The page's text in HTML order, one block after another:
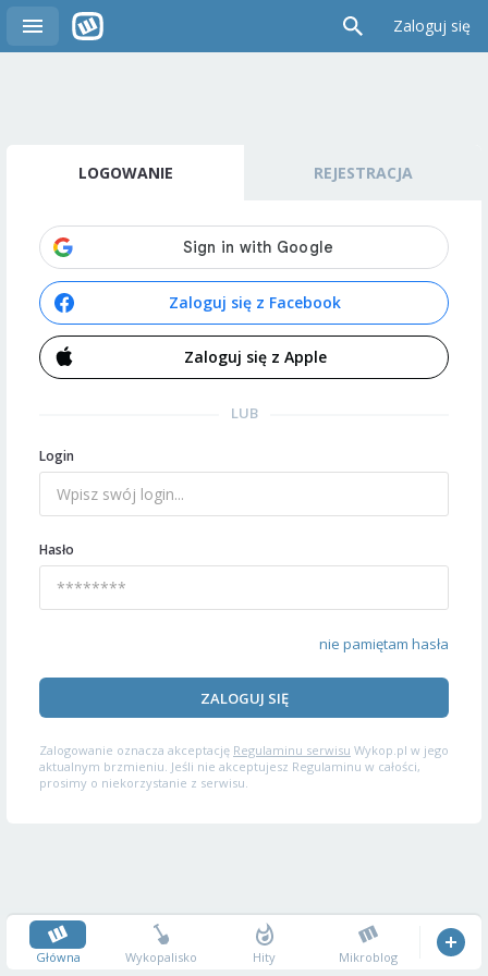
Zaloguj się
LOGOWANIE REJESTRACJA
Zaloguj się z Facebook
Zaloguj się z Apple
LUB
Login
Hasło
nie pamiętam hasła
ZALOGUJ SIĘ
Zalogowanie oznacza akceptację Regulaminu serwisu Wykop.pl w jego
aktualnym brzmieniu. Jeśli nie akceptujesz Regulaminu w całości,
prosimy o niekorzystanie z serwisu.
Główna Wykopalisko Hity Mikroblog